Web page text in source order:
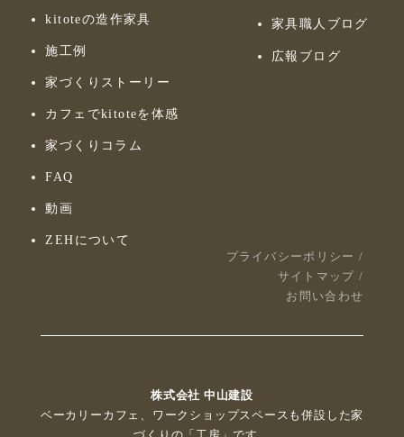
kitoteの造作家具
施工例
家づくりストーリー
カフェでkitoteを体感
家づくりコラム
FAQ
動画
ZEHについて
家具職人ブログ
広報ブログ
プライバシーポリシー /
サイトマップ /
お問い合わせ
株式会社 中山建設
ベーカリーカフェ、ワークショップスペースも併設した家